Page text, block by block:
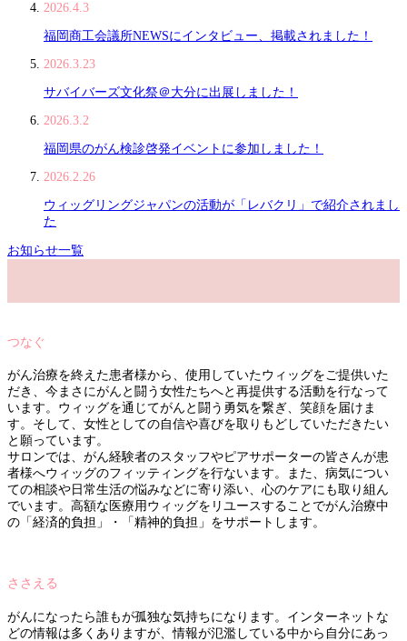
2026.4.3
福岡商工会議所NEWSにインタビュー、掲載されました！
2026.3.23
サバイバーズ文化祭＠大分に出展しました！
2026.3.2
福岡県のがん検診啓発イベントに参加しました！
2026.2.26
ウィッグリングジャパンの活動が「レバクリ」で紹介されまし
た
お知らせ一覧
つなぐ
がん治療を終えた患者様から、使用していたウィッグをご提供いた
だき、今まさにがんと闘う女性たちへと再提供する活動を行なって
います。ウィッグを通じてがんと闘う勇気を繋ぎ、笑顔を届けま
す。そして、女性としての自信や喜びを取りもどしていただきたい
と願っています。
サロンでは、がん経験者のスタッフやピアサポーターの皆さんが患
者様へウィッグのフィッティングを行ないます。また、病気につい
ての相談や日常生活の悩みなどに寄り添い、心のケアにも取り組ん
でいます。高額な医療用ウィッグをリユースすることでがん治療中
の「経済的負担」・「精神的負担」をサポートします。
ささえる
がんになったら誰もが孤独な気持ちになります。インターネットな
どの情報は多くありますが、情報が氾濫している中から自分にあっ